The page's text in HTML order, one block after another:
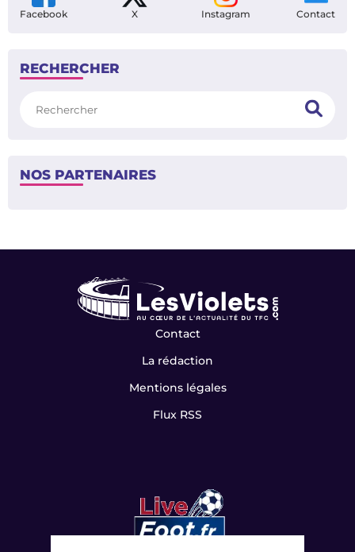
Facebook X Instagram Contact
RECHERCHER
NOS PARTENAIRES
Contact
La rédaction
Mentions légales
Flux RSS